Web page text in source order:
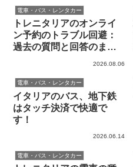
電車・バス・レンタカー
トレニタリアのオンライ
ン予約のトラブル回避：
過去の質問と回答のまと
2026.08.06
電車・バス・レンタカー
イタリアのバス、地下鉄
はタッチ決済で快適で
す！
2026.06.14
電車・バス・レンタカー